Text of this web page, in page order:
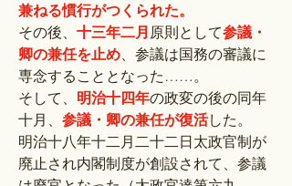
兼ねる慣行がつくられた。
その後、 十三年二月 原則として参議・
卿の兼任を止め、参議は国務の審議に
専念することとなった……。
そして、 明治十四年の政変の後の同年
十月、 参議・卿の兼任が復活した。
明治十八年十二月二十二日太政官制が
廃止され内閣制度が創設されて、参議